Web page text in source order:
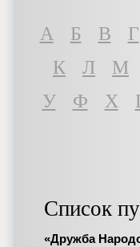
A Б В Г
К
Л М
У
Ф Х
Список
«Дружба